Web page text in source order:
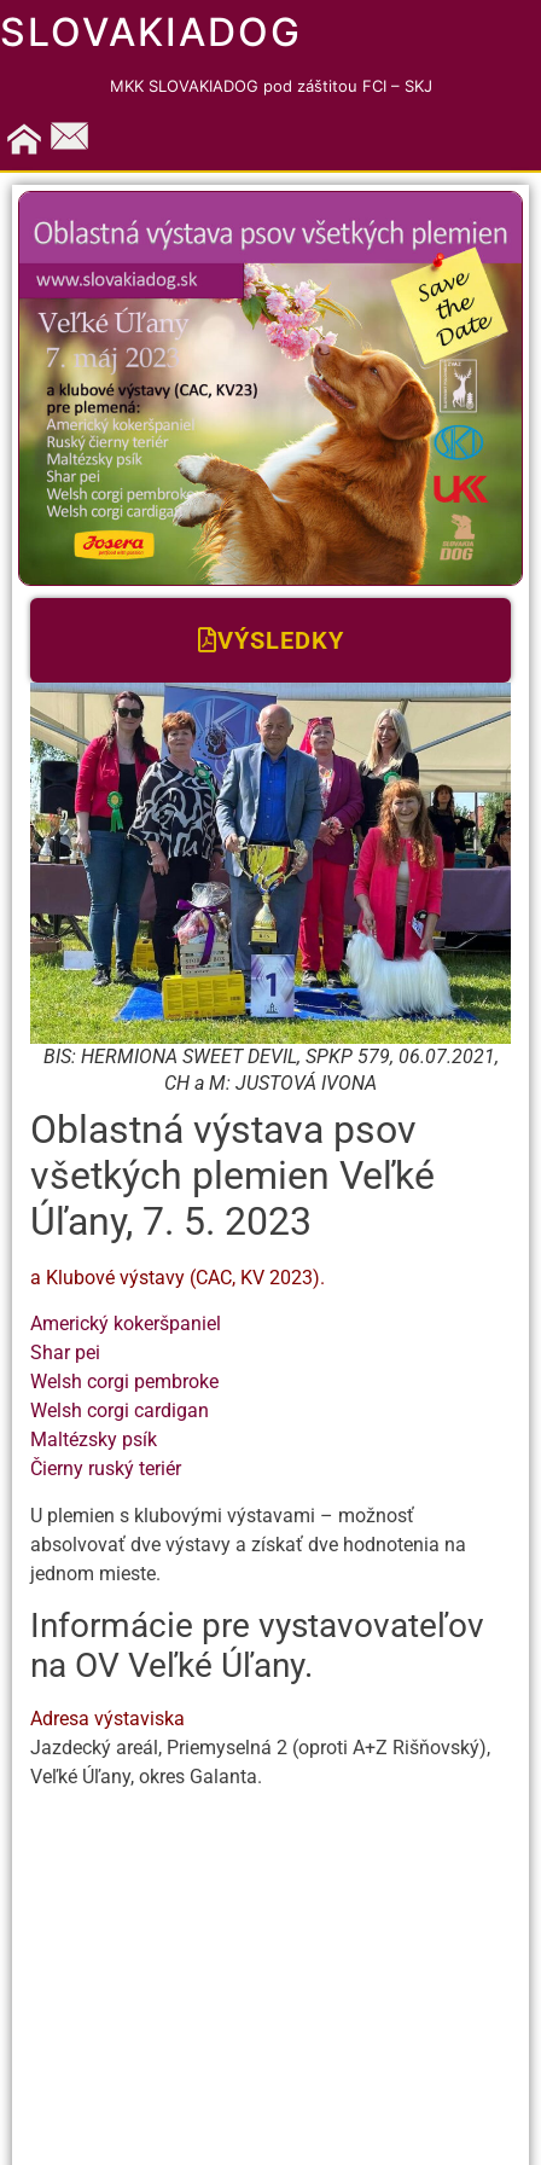
SLOVAKIADOG
MKK SLOVAKIADOG pod záštitou FCI – SKJ
VÝSLEDKY
BIS: HERMIONA SWEET DEVIL, SPKP 579, 06.07.2021,
CH a M: JUSTOVÁ IVONA
Oblastná výstava psov
všetkých plemien Veľké
Úľany, 7. 5. 2023
a Klubové výstavy (CAC, KV 2023).
Americký kokeršpaniel
Shar pei
Welsh corgi pembroke
Welsh corgi cardigan
Maltézsky psík
Čierny ruský teriér
U plemien s klubovými výstavami – možnosť
absolvovať dve výstavy a získať dve hodnotenia na
jednom mieste.
Informácie pre vystavovateľov
na OV Veľké Úľany.
Adresa výstaviska
Jazdecký areál, Priemyselná 2 (oproti A+Z Rišňovský),
Veľké Úľany, okres Galanta.